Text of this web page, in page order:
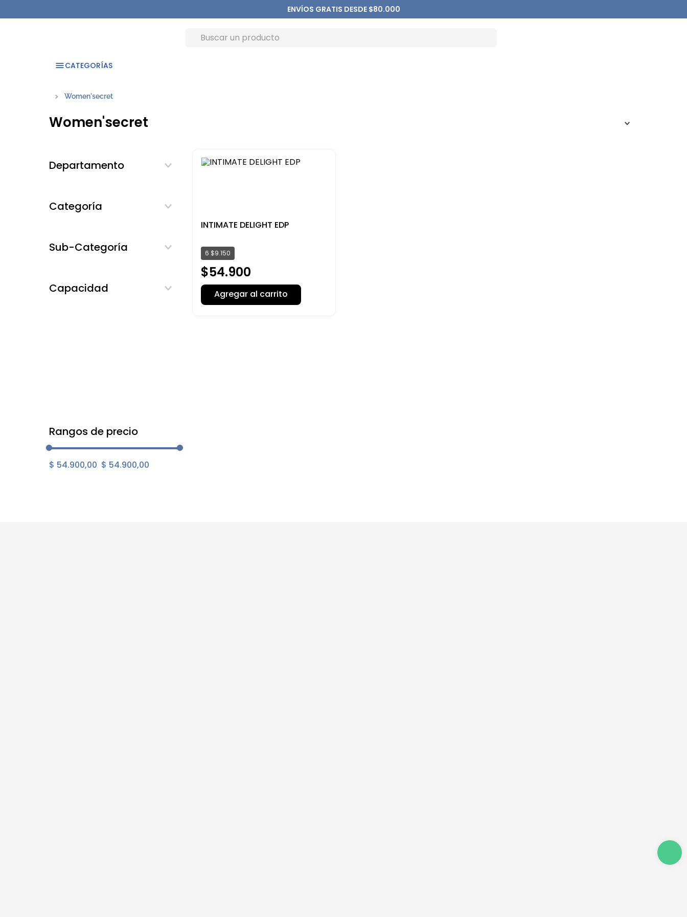
ENVÍOS GRATIS DESDE $80.000
CATEGORÍAS
Women'secret
Women'secret
Departamento
Categoría
Sub-Categoría
Capacidad
Rangos de precio
$ 54.900,00 $ 54.900,00
INTIMATE DELIGHT EDP
6 $9.150
$54.900
Agregar al carrito